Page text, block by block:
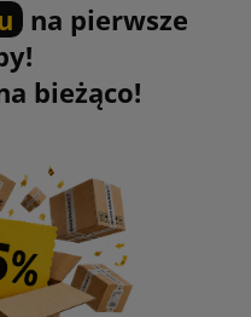
na pierwsze
bieżąco!